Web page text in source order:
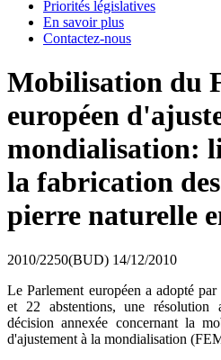
Priorités législatives
En savoir plus
Contactez-nous
Mobilisation du
européen
mondialisation:
la fabrication
pierre naturelle
2010/2250(BUD) 14/12/2010
Le Parlement européen a adopté par
et 22 abstentions, une résolution
décision annexée concernant la
d'ajustement à la mondialisation